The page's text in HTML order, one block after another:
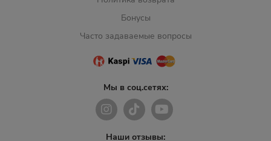
Бонусы
Часто задаваемые вопросы
Мы в соц.сетях:
Наши отзывы: